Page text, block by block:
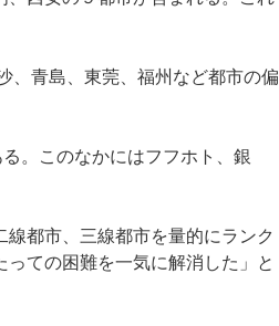
、青島、東莞、福州など都市の偏
。このなかにはフフホト、銀
都市、三線都市を量的にランク
ての困難を一気に解消した」と